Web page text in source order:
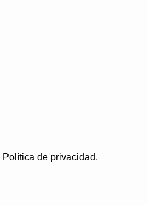
Política de privacidad.